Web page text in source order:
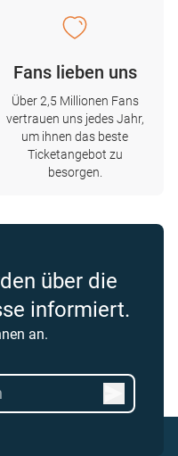
Fans lieben uns
Über 2,5 Millionen Fans
vertrauen uns jedes Jahr,
um ihnen das beste
Ticketangebot zu
besorgen.
über die
informiert.
an.